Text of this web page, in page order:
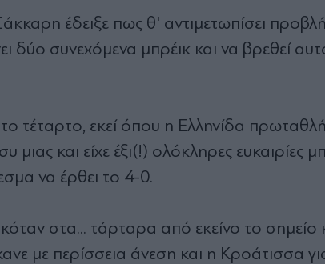
έδειξε πως θ' αντιμετωπίσει
δύο συνεχόμενα μπρέικ και να βρεθεί
τέταρτο, εκεί όπου η Ελληνίδα
και είχε έξι(!) ολόκληρες ευκαιρίες
να έρθει το 4-0.
στα... τάρταρα από εκείνο το σημείο
με περίσσεια άνεση και η Κροάτισσα